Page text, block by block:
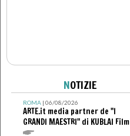
NOTIZIE
ROMA| 06/08/2026
ARTE.it media partner de "I
GRANDI MAESTRI" di KUBLAI Film